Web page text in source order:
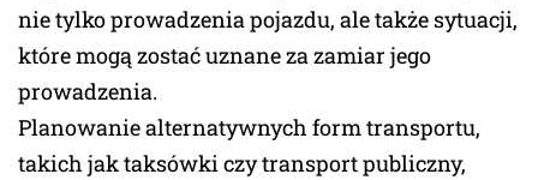
nie tylko prowadzenia pojazdu, ale także sytuacji,
które mogą zostać uznane za zamiar jego
prowadzenia.
Planowanie alternatywnych form transportu,
takich jak taksówki czy transport publiczny,